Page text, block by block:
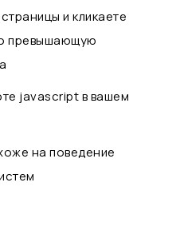
и кликаете
превышающую
javascript в вашем
на поведение